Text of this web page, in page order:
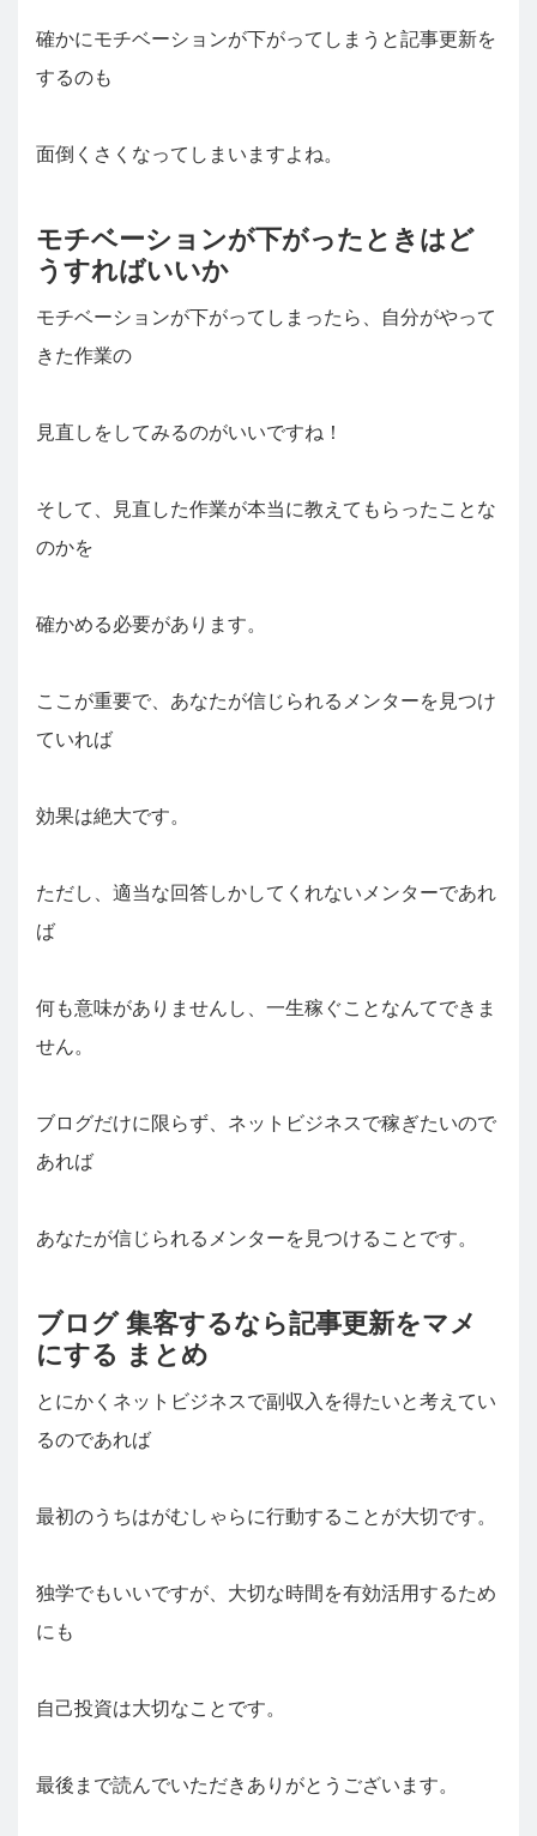
確かにモチベーションが下がってしまうと記事更新を
するのも
面倒くさくなってしまいますよね。
モチベーションが下がったときはど
うすればいいか
モチベーションが下がってしまったら、自分がやって
きた作業の
見直しをしてみるのがいいですね！
そして、見直した作業が本当に教えてもらったことな
のかを
確かめる必要があります。
ここが重要で、あなたが信じられるメンターを見つけ
ていれば
効果は絶大です。
ただし、適当な回答しかしてくれないメンターであれ
ば
何も意味がありませんし、一生稼ぐことなんてできま
せん。
ブログだけに限らず、ネットビジネスで稼ぎたいので
あれば
あなたが信じられるメンターを見つけることです。
ブログ 集客するなら記事更新をマメ
にする まとめ
とにかくネットビジネスで副収入を得たいと考えてい
るのであれば
最初のうちはがむしゃらに行動することが大切です。
独学でもいいですが、大切な時間を有効活用するため
にも
自己投資は大切なことです。
最後まで読んでいただきありがとうございます。